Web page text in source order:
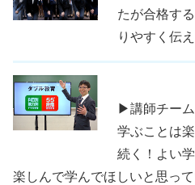
たが合格す
りやすく伝え
▶講師チーム
学ぶことは
続く！よい
楽しんで学んでほしいと思って